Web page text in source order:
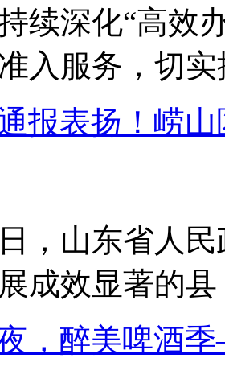
深化“高效办
入服务，切
报表扬！崂
山东省人民
成效显著的
，醉美啤酒